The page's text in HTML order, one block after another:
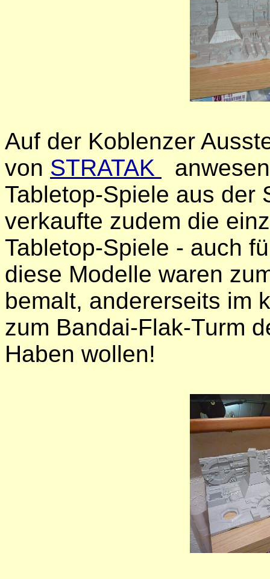
Auf der Koblenzer
von STRATAK
Tabletop-Spiele aus der
verkaufte zudem die
Tabletop-Spiele - auch
diese Modelle waren
bemalt, andererseits im
zum Bandai-Flak-Turm
Haben wollen!